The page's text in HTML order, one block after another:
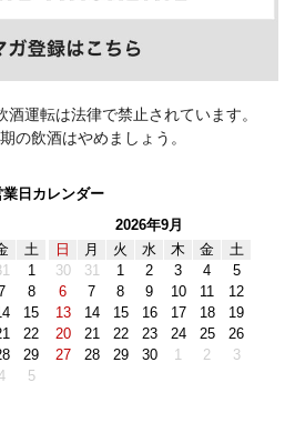
運転は法律で禁止されています。
の飲酒はやめましょう。
業日カレンダー
土
1
8
15
22
29
5
2026年9月
日
月 火 水 木 金
土
30
31 1 2 3 4
5
6
7 8 9 10 11
12
13
14 15 16 17 18
19
20
21 22 23 24 25
26
27
28 29 30 1 2 3